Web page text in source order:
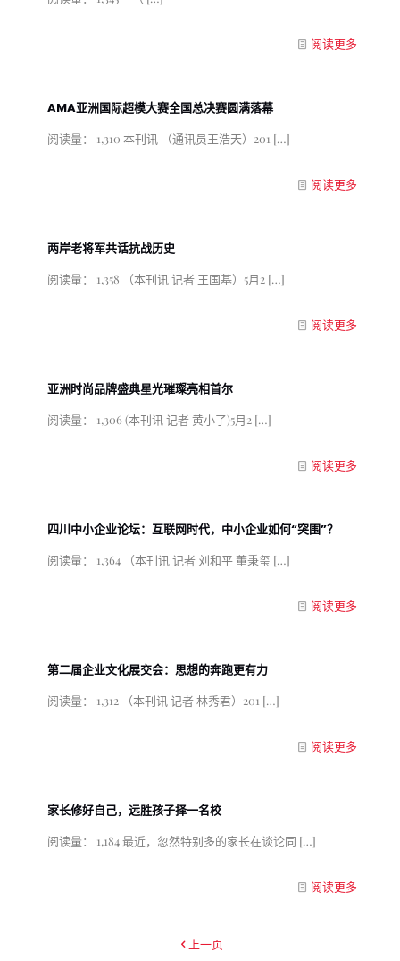
阅读更多
AMA亚洲国际超模大赛全国总决赛圆满落幕
阅读量： 1,310 本刊讯 （通讯员王浩天）201 […]
阅读更多
两岸老将军共话抗战历史
阅读量： 1,358 （本刊讯 记者 王国基）5月2 […]
阅读更多
亚洲时尚品牌盛典星光璀璨亮相首尔
阅读量： 1,306 (本刊讯 记者 黄小了)5月2 […]
阅读更多
四川中小企业论坛：互联网时代，中小企业如何“突围”？
阅读量： 1,364 （本刊讯 记者 刘和平 董秉玺 […]
阅读更多
第二届企业文化展交会：思想的奔跑更有力
阅读量： 1,312 （本刊讯 记者 林秀君）201 […]
阅读更多
家长修好自己，远胜孩子择一名校
阅读量： 1,184 最近，忽然特别多的家长在谈论同 […]
阅读更多
上一页